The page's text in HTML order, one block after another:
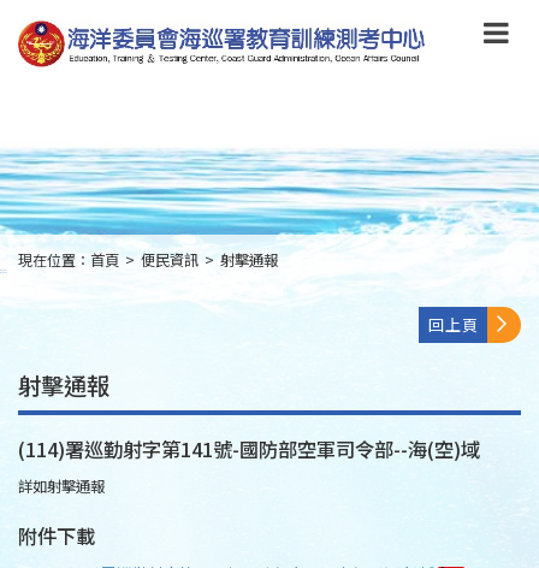
到
主
要
to
main
content
:::
現在位置： 首頁 > 便民資訊 > 射擊通報
回上頁
射擊通報
(114)署巡勤射字第141號-國防部空軍司令部--海(空)域
詳如射擊通報
附件下載